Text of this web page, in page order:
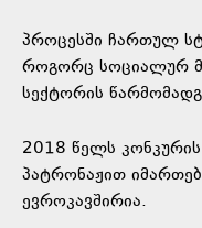
პროცესში ჩართულ
როგორც სოციალურ
სექტორის
2018 წელს
პატრონაჟით
ევროკავშირია.